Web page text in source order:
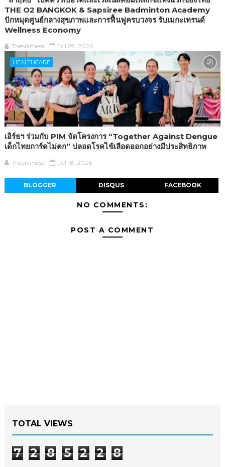
THE O2 BANGKOK & Sapsiree Badminton Academy
ปักหมุดศูนย์กลางสุขภาพและการฟื้นฟูครบวงจร รับเมกะเทรนด์
Wellness Economy
Thesiamese Jul 29, 2026
HEALTHCARE
เอิร์ธฯ ร่วมกับ PIM จัดโครงการ “Together Against Dengue
เด็กไทยการ์ดไม่ตก” ปลอดโรคไข้เลือดออกอย่างมีประสิทธิภาพ
Thesiamese Jul 18, 2026
BLOGGER DISQUS FACEBOOK
NO COMMENTS:
POST A COMMENT
TOTAL VIEWS
7 2 8 5 2 2 8